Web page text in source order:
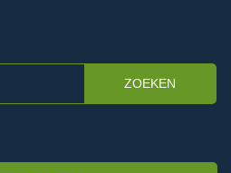
ZOEKEN